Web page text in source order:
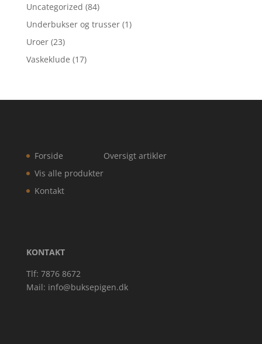
Uncategorized (84)
Underbukser og trusser (1)
Uroer (23)
Vaskeklude (17)
Forside
Vis alle produkter
Kontakt
Oversigt artikler
KONTAKT
Tlf: 7876 8672
Mail: info@buksepigen.dk